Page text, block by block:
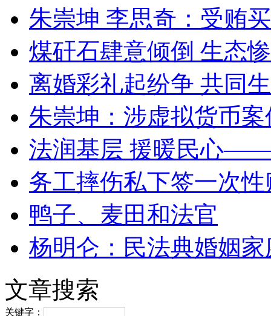
朱崇坤 李思奇：受贿
煤矸石肆意倾倒 生态
离婚彩礼起纷争 共同
朱崇坤：涉虚拟货币
法润基层 援暖民心
务工摔伤私下签一次
鸭子、麦田和法官
杨明仑：民法典婚姻
文章搜索
关键字：